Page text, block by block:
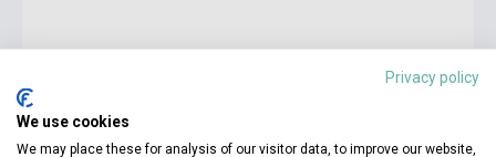
Privacy policy
We use cookies
We may place these for analysis of our visitor data, to improve our website,